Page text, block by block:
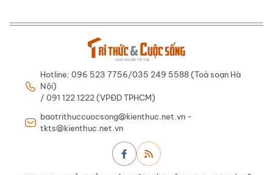
Hotline: 096 523 7756/035 249 5588 (Toà soạn Hà
Nội)
/ 091 122 1222 (VPĐD TPHCM)
baotrithuccuocsong@kienthuc.net.vn -
tkts@kienthuc.net.vn